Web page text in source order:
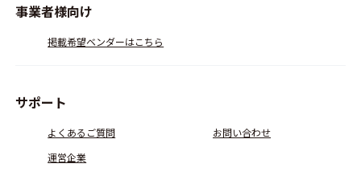
事業者様向け
掲載希望ベンダーはこちら
サポート
よくあるご質問
お問い合わせ
運営企業